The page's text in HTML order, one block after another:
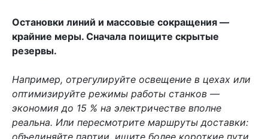
Остановки линий и массовые сокращения —
крайние меры. Сначала поищите скрытые
резервы.
Например, отрегулируйте освещение в цехах или
оптимизируйте режимы работы станков —
экономия до 15 % на электричестве вполне
реальна. Или пересмотрите маршруты доставки:
объединяйте партии, ищите более короткие пути